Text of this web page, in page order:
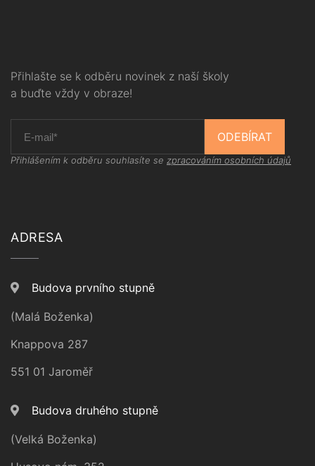
Přihlašte se k odběru novinek z naší školy
a buďte vždy v obraze!
ODEBÍRAT
Přihlášením k odběru souhlasíte se zpracováním osobních údajů
ADRESA
Budova prvního stupně
(Malá Boženka)
Knappova 287
551 01 Jaroměř
Budova druhého stupně
(Velká Boženka)